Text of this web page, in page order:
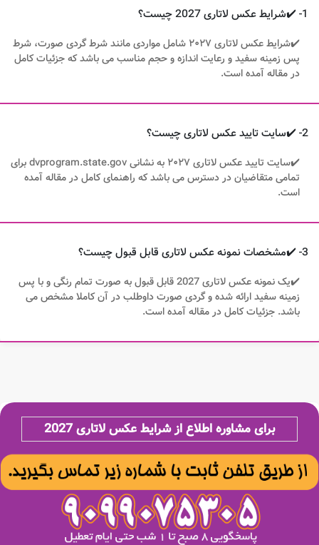
1- ✔️شرایط عکس لاتاری 2027 چیست؟
✔️شرایط عکس لاتاری ۲۰۲۷ شامل مواردی مانند شرط گردی صورت، شرط
پس زمینه سفید و رعایت اندازه و حجم مناسب می باشد که جزئیات کامل
در مقاله آمده است.
2- ✔️سایت تایید عکس لاتاری چیست؟
✔️سایت تایید عکس لاتاری ۲۰۲۷ به نشانی dvprogram.state.gov برای
تمامی متقاضیان در دسترس می باشد که راهنمای کامل در مقاله آمده
است.
3- ✔️مشخصات نمونه عکس لاتاری قابل قبول چیست؟
✔️یک نمونه عکس لاتاری 2027 قابل قبول به صورت تمام رنگی و با پس
زمینه سفید ارائه شده و گردی صورت داوطلب در آن کاملا مشخص می
باشد. جزئیات کامل در مقاله آمده است.
برای مشاوره اطلاع از شرایط عکس لاتاری 2027